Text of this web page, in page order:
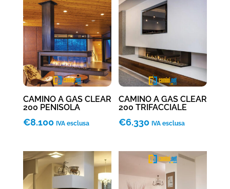
CAMINO A GAS CLEAR
200 PENISOLA
€8.100 IVA esclusa
CAMINO A GAS CLEAR
200 TRIFACCIALE
€6.330 IVA esclusa